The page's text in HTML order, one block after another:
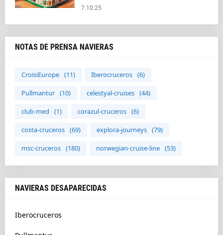
7.10.25
NOTAS DE PRENSA NAVIERAS
CroisiEurope (11) Iberocruceros (6)
Pullmantur (10) celestyal-cruises (44)
club-med (1) corazul-cruceros (6)
costa-cruceros (69) explora-journeys (79)
msc-cruceros (180) norwegian-cruise-line (53)
NAVIERAS DESAPARECIDAS
Iberocruceros